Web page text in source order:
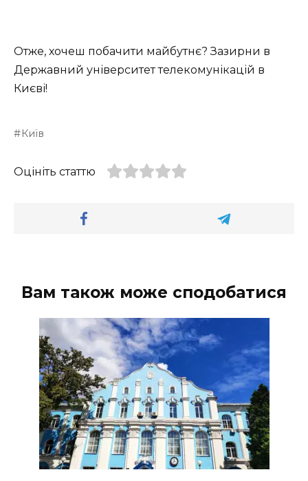
Отже, хочеш побачити майбутнє? Зазирни в
Державний університет телекомунікацій в
Києві!
Київ
Оцініть статтю
Вам також може сподобатися